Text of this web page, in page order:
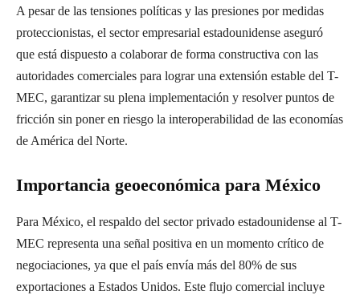
A pesar de las tensiones políticas y las presiones por medidas
proteccionistas, el sector empresarial estadounidense aseguró
que está dispuesto a colaborar de forma constructiva con las
autoridades comerciales para lograr una extensión estable del T-
MEC, garantizar su plena implementación y resolver puntos de
fricción sin poner en riesgo la interoperabilidad de las economías
de América del Norte.
Importancia geoeconómica para México
Para México, el respaldo del sector privado estadounidense al T-
MEC representa una señal positiva en un momento crítico de
negociaciones, ya que el país envía más del 80% de sus
exportaciones a Estados Unidos. Este flujo comercial incluye